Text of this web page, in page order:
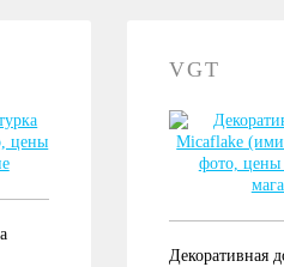
VGT
Декоративная